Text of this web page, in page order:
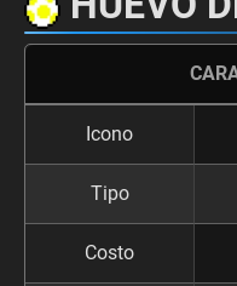
Icono
Tipo
Costo